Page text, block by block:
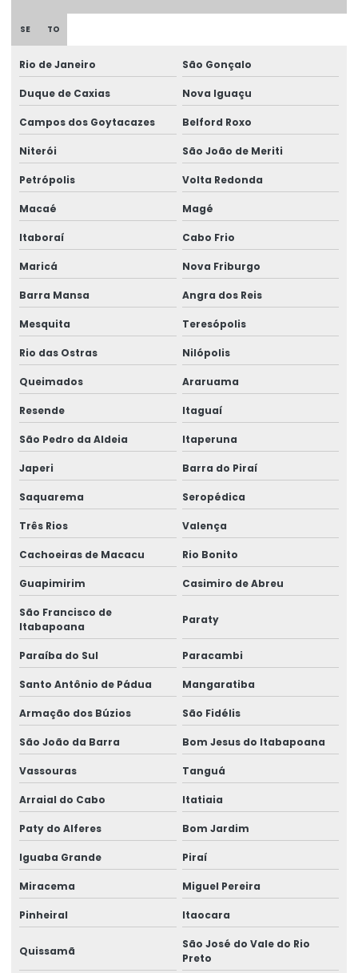
Etiqueta void prata
Etiquetas adesivas holográficas
Etiquetas holográficas
Etiquetas void personalizadas
Lacre adesivo
Lacre adesivo para alimentos personalizado
Lacre adesivo casca de ovo
Lacre adesivo destrutível
Lacre adesivo personalizado
Lacre adesivo de segurança
Lacre casca de ovo personalizado
Lacre de garantia
Lacre de garantia casca de ovo
Lacre de garantia personalizado
Lacre de papel
Lacre de segurança adesivo
Lacre de segurança casca de ovo
Lacre de segurança void
Lacre void
Lacre void holográfico
Lacre void personalizado
Lacres void
Selo casca de ovo
Selo de garantia casca de ovo
SE TO
Rio de Janeiro São Gonçalo
Duque de Caxias Nova Iguaçu
Campos dos Goytacazes Belford Roxo
Niterói São João de Meriti
Petrópolis Volta Redonda
Macaé Magé
Itaboraí Cabo Frio
Maricá Nova Friburgo
Barra Mansa Angra dos Reis
Mesquita Teresópolis
Rio das Ostras Nilópolis
Queimados Araruama
Resende Itaguaí
São Pedro da Aldeia Itaperuna
Japeri Barra do Piraí
Saquarema Seropédica
Três Rios Valença
Cachoeiras de Macacu Rio Bonito
Guapimirim Casimiro de Abreu
São Francisco de
Itabapoana
Paraty
Paraíba do Sul Paracambi
Santo Antônio de Pádua Mangaratiba
Armação dos Búzios São Fidélis
São João da Barra Bom Jesus do Itabapoana
Vassouras Tanguá
Arraial do Cabo Itatiaia
Paty do Alferes Bom Jardim
Iguaba Grande Piraí
Miracema Miguel Pereira
Pinheiral Itaocara
Quissamã
São José do Vale do Rio
Preto